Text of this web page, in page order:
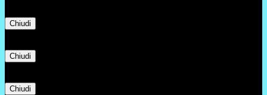
Chiudi
Chiudi
Chiudi